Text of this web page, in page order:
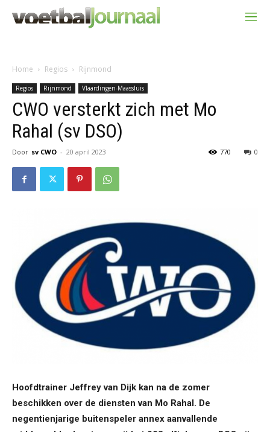
Home Regios Rijnmond
Regios Rijnmond Vlaardingen-Maassluis
CWO versterkt zich met Mo
Rahal (sv DSO)
Door sv CWO - 20 april 2023 0
770
Hoofdtrainer Jeffrey van Dijk kan na de zomer
beschikken over de diensten van Mo Rahal. De
negentienjarige buitenspeler annex aanvallende